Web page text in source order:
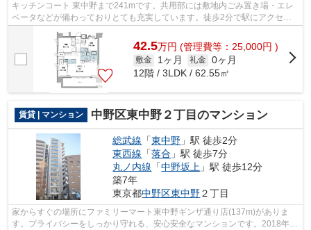
キッチンコート 東中野まで241mです。共用部には敷地内ごみ置き場・エレ
ベータなどが備わっておりとても充実しています。徒歩2分で駅にアクセス
42.5万円 (管理費等：25,000円 )
敷金 1ヶ月 礼金 0ヶ月
12階 / 3LDK / 62.55㎡
賃貸 | マンション 中野区東中野２丁目のマンション
総武線 「東中野 」駅 徒歩2分
東西線 「落合 」駅 徒歩7分
丸ノ内線 「中野坂上 」駅 徒歩12分
築7年
東京都中野区東中野２丁目
家からすぐの場所にファミリーマート東中野ギンザ通り店(137m)がありま
す。プライバシーをしっかり守れる、安心安全なマンションです。2018年築